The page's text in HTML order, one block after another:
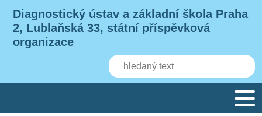
Diagnostický ústav a základní škola Praha
2, Lublaňská 33, státní příspěvková
organizace